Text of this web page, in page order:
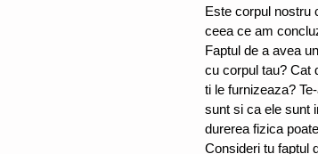
Este corpul nostru
ceea ce am
Faptul de a avea
cu corpul tau? Cat
ti le furnizeaza?
sunt si ca ele sunt
durerea fizica
Consideri tu faptul